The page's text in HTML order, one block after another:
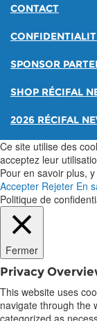
CONTACT
SPONSOR
SHOP RÉCIFAL
2026 RÉCIFAL
Ce site utilise des
acceptez leur
Pour en savoir plus,
Accepter Rejeter En
Politique de
Fermer
Privacy
This website uses
navigate through the
categorized as